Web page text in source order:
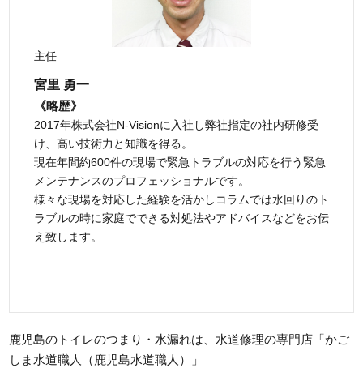
主任
宮里 勇一
《略歴》
2017年株式会社N-Visionに入社し弊社指定の社内研修受
け、高い技術力と知識を得る。
現在年間約600件の現場で緊急トラブルの対応を行う緊急
メンテナンスのプロフェッショナルです。
様々な現場を対応した経験を活かしコラムでは水回りのト
ラブルの時に家庭でできる対処法やアドバイスなどをお伝
え致します。
鹿児島のトイレのつまり・水漏れは、水道修理の専門店「かご
しま水道職人（鹿児島水道職人）」